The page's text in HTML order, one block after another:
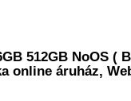
512GB NoOS (
online áruház,